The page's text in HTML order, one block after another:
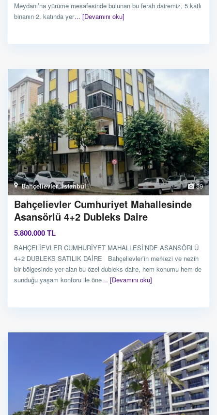
Meydanı’na yürüme mesafesinde bulunan bu ferah dairemiz, 5 katlı
binanın 2. katında yer... [Devamını oku]
39
Bahçelievler,İstanbul
Bahçelievler Cumhuriyet Mahallesinde
Asansörlü 4+2 Dubleks Daire
5.800.000 TL
BAHÇELİEVLER CUMHURİYET MAHALLESİ’NDE ASANSÖRLÜ
4+2 DUBLEKS SATILIK DAİRE Bahçelievler’in merkezi ve nezih
bir bölgesinde yer alan bu özel dubleks daire, hem konumu hem de
sunduğu yaşam konforu ile öne... [Devamını oku]